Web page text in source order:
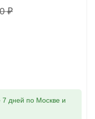
₽
7 дней по Москве и